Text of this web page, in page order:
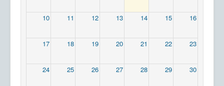
10 11 12 13 14 15 16
17 18 19 20 21 22 23
24 25 26 27 28 29 30